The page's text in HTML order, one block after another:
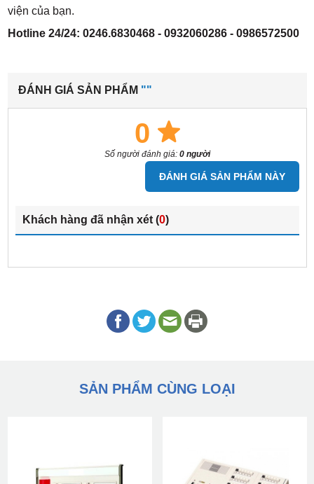
viện của bạn.
Hotline 24/24: 0246.6830468 - 0932060286 - 0986572500
ĐÁNH GIÁ SẢN PHẨM ""
0
Số người đánh giá: 0 người
ĐÁNH GIÁ SẢN PHẨM NÀY
Khách hàng đã nhận xét (0)
SẢN PHẨM CÙNG LOẠI